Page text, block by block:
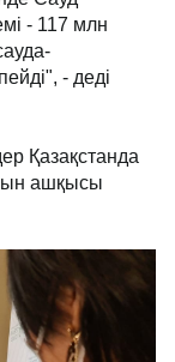
- 117 млн
- деді
Қазақстанда
ашқысы